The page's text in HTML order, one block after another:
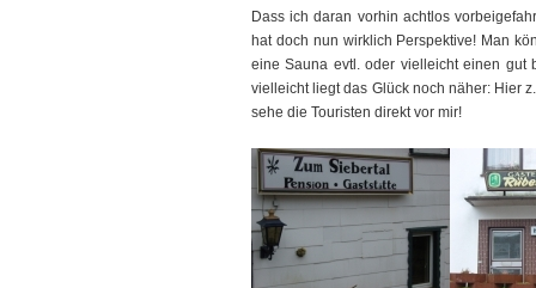
Dass ich daran vorhin achtlos
hat doch nun wirklich Perspektive! Man
eine Sauna evtl. oder vielleicht einen gut
vielleicht liegt das Glück noch näher: Hier
sehe die Touristen direkt vor mir!